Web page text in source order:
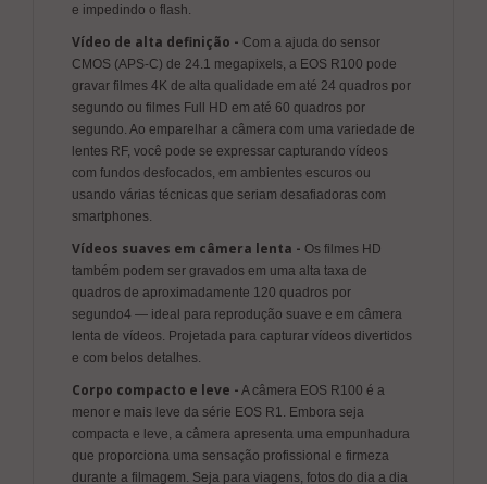
e impedindo o flash.
Vídeo de alta definição - Com a ajuda do sensor
CMOS (APS-C) de 24.1 megapixels, a EOS R100 pode
gravar filmes 4K de alta qualidade em até 24 quadros por
segundo ou filmes Full HD em até 60 quadros por
segundo. Ao emparelhar a câmera com uma variedade de
lentes RF, você pode se expressar capturando vídeos
com fundos desfocados, em ambientes escuros ou
usando várias técnicas que seriam desafiadoras com
smartphones.
Vídeos suaves em câmera lenta - Os filmes HD
também podem ser gravados em uma alta taxa de
quadros de aproximadamente 120 quadros por
segundo4 — ideal para reprodução suave e em câmera
lenta de vídeos. Projetada para capturar vídeos divertidos
e com belos detalhes.
Corpo compacto e leve - A câmera EOS R100 é a
menor e mais leve da série EOS R1. Embora seja
compacta e leve, a câmera apresenta uma empunhadura
que proporciona uma sensação profissional e firmeza
durante a filmagem. Seja para viagens, fotos do dia a dia